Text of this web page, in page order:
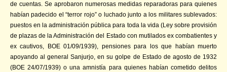
de cuentas. Se aprobaron numerosas medidas reparadoras para quienes
habían padecido el “terror rojo” o luchado junto a los militares sublevados:
puestos en la administración pública para toda la vida (Ley sobre provisión
de plazas de la Administración del Estado con mutilados ex combatientes y
ex cautivos, BOE 01/09/1939), pensiones para los que habían muerto
apoyando al general Sanjurjo, en su golpe de Estado de agosto de 1932
(BOE 24/07/1939) o una amnistía para quienes habían cometido delitos